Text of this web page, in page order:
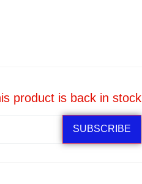
product is back in stock
SUBSCRIBE